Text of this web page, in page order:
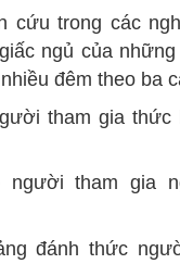
cứu trong các
ngủ của
đêm theo ba
tham gia thức
người tham gia
đánh thức